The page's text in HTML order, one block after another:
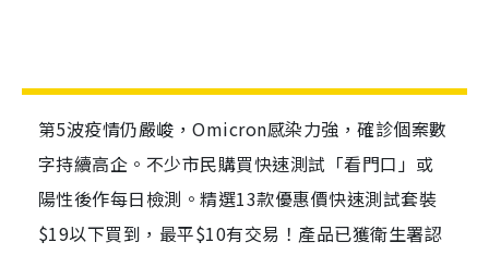
第5波疫情仍嚴峻，Omicron感染力強，確診個案數
字持續高企。不少市民購買快速測試「看門口」或
陽性後作每日檢測。精選13款優惠價快速測試套裝
$19以下買到，最平$10有交易！產品已獲衛生署認